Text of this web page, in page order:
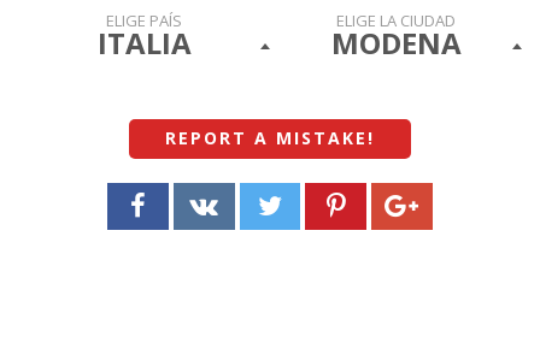
ELIGE PAÍS
ITALIA
ELIGE LA CIUDAD
MODENA
REPORT A MISTAKE !